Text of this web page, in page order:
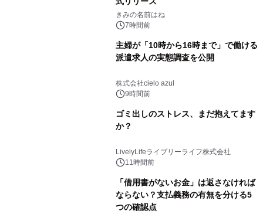
きみの名前はね
7時間前
主婦が「10時から16時まで」で働ける
派遣求人の実態調査を公開
株式会社cielo azul
9時間前
ゴミ出しのストレス、まだ抱えてます
か？
LivelyLifeライブリーライフ株式会社
11時間前
「借用書がないお金」は返さなければ
ならない？支払義務の有無を分ける5
つの確認点